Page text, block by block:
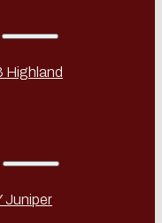
Highland
Juniper